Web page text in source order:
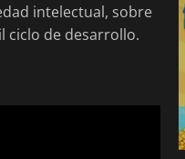
intelectual, sobre
ciclo de desarrollo.